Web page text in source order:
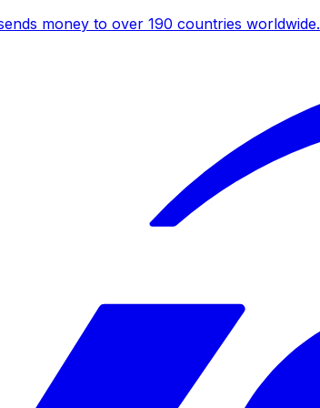
money to over 190 countries worldwide.